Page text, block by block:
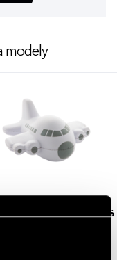
modely
ve tvaru letadla - bílá